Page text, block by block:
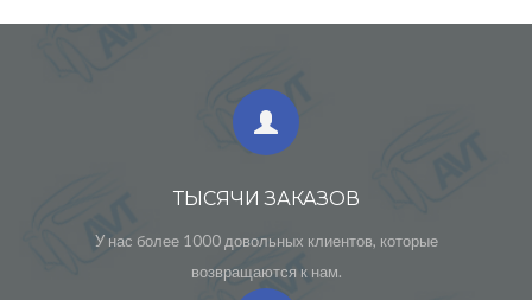
ТЫСЯЧИ ЗАКАЗОВ
У нас более 1000 довольных клиентов, которые
возвращаются к нам.